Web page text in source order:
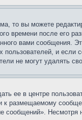
то вы можете
времени после его
вами сообщения.
и
не могут удалять
ее в центре
размещаемому
сообщений».